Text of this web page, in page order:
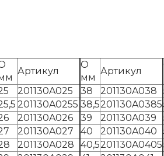
Артикул
201130A025
201130A0255
201130A026
201130A027
201130A028
O
мм
Артикул
38
201130A038
38,5201130A0385
39
201130A039
40
201130A040
40,5201130A0405